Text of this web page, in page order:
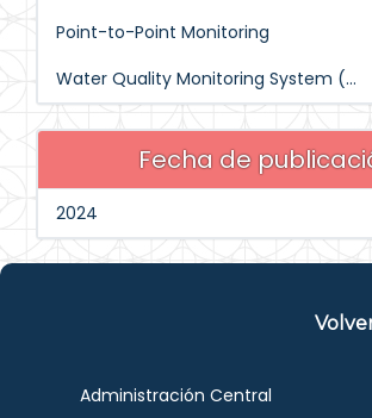
Point-to-Point Monitoring
Water Quality Monitoring System (...
Fecha de
2024
Administración Central